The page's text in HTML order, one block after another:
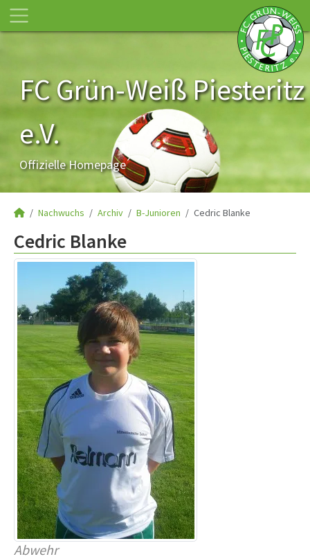
FC Grün-Weiß Piesteritz
e.V.
Offizielle Homepage
Nachwuchs Archiv B-Junioren Cedric Blanke
Cedric Blanke
Abwehr